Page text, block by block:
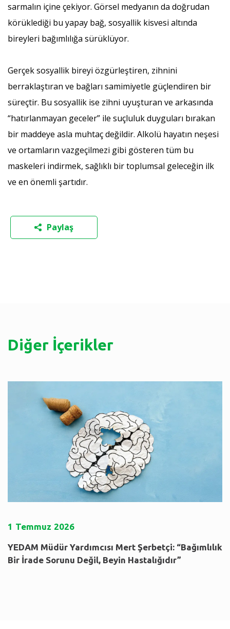
sarmalın içine çekiyor. Görsel medyanın da doğrudan
körüklediği bu yapay bağ, sosyallik kisvesi altında
bireyleri bağımlılığa sürüklüyor.
Gerçek sosyallik bireyi özgürleştiren, zihnini
berraklaştıran ve bağları samimiyetle güçlendiren bir
süreçtir. Bu sosyallik ise zihni uyuşturan ve arkasında
“hatırlanmayan geceler” ile suçluluk duyguları bırakan
bir maddeye asla muhtaç değildir. Alkolü hayatın neşesi
ve ortamların vazgeçilmezi gibi gösteren tüm bu
maskeleri indirmek, sağlıklı bir toplumsal geleceğin ilk
ve en önemli şartıdır.
Paylaş
Diğer İçerikler
1 Temmuz 2026
YEDAM Müdür Yardımcısı Mert Şerbetçi: “Bağımlılık
Bir İrade Sorunu Değil, Beyin Hastalığıdır”